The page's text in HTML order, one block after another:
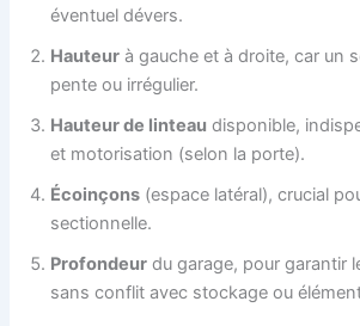
éventuel dévers.
Hauteur à gauche et à droite, car un
pente ou irrégulier.
Hauteur de linteau disponible,
et motorisation (selon la porte).
Écoinçons (espace latéral), crucial
sectionnelle.
Profondeur du garage, pour garantir
sans conflit avec stockage ou